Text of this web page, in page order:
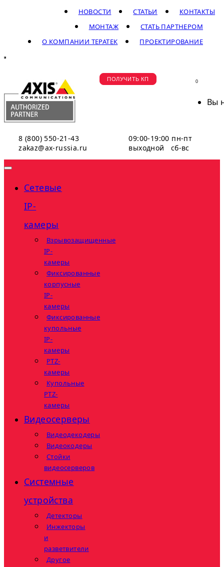
КОНТАКТЫ
СТАТЬИ
НОВОСТИ
СТАТЬ ПАРТНЕРОМ
МОНТАЖ
ПРОЕКТИРОВАНИЕ
О КОМПАНИИ ТЕРАТЕК
8 (800) 550-21-43
zakaz@ax-russia.ru
09:00-19:00 пн-пт
выходной сб-вс
ПОЛУЧИТЬ КП 0
Вы
Сетевые
IP-
камеры
Взрывозащищенные
IP-
камеры
Фиксированные
корпусные
IP-
камеры
Фиксированные
купольные
IP-
камеры
PTZ-
камеры
Купольные
PTZ-
камеры
Видеосерверы
Видеодекодеры
Видеокодеры
Стойки
видеосерверов
Системные
устройства
Детекторы
Инжекторы
и
разветвители
Другое